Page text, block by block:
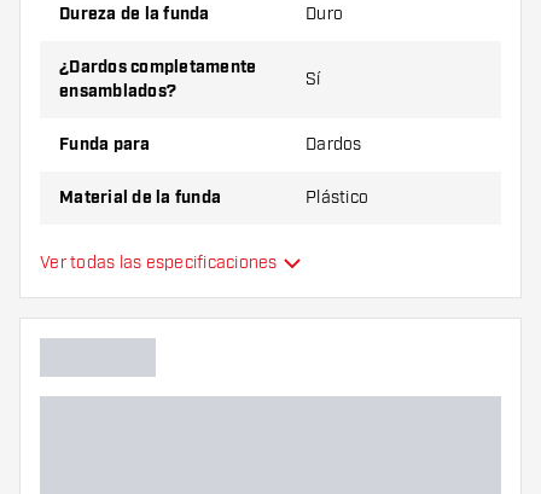
Dureza de la funda Duro
¿Dardos completamente
ensamblados?
Sí
Funda para Dardos
Material de la funda Plástico
Tamaño/ cantidad de dardos
Color principal
Ver todas las especificaciones